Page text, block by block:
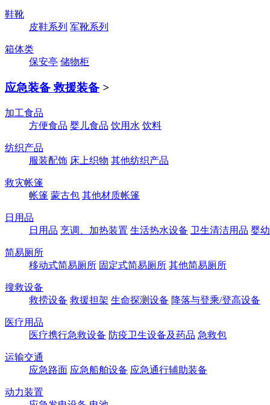
鞋靴
皮鞋系列 军靴系列
箱体类
保安亭 储物柜
应急装备 救援装备 >
加工食品
方便食品 婴儿食品 饮用水 饮料
纺织产品
服装配饰 床上织物 其他纺织产品
救灾帐篷
帐篷 蒙古包 其他材质帐篷
日用品
日用品 烹调、加热装置 生活热水设备 卫生清洁用品 婴
简易厕所
移动式简易厕所 固定式简易厕所 其他简易厕所
搜救设备
救捞设备 救援担架 生命探测设备 降落与登乘/登高设备
医疗用品
医疗携行急救设备 防疫卫生设备及药品 急救包
运输交通
应急路面 应急船舶设备 应急通行辅助装备
动力装置